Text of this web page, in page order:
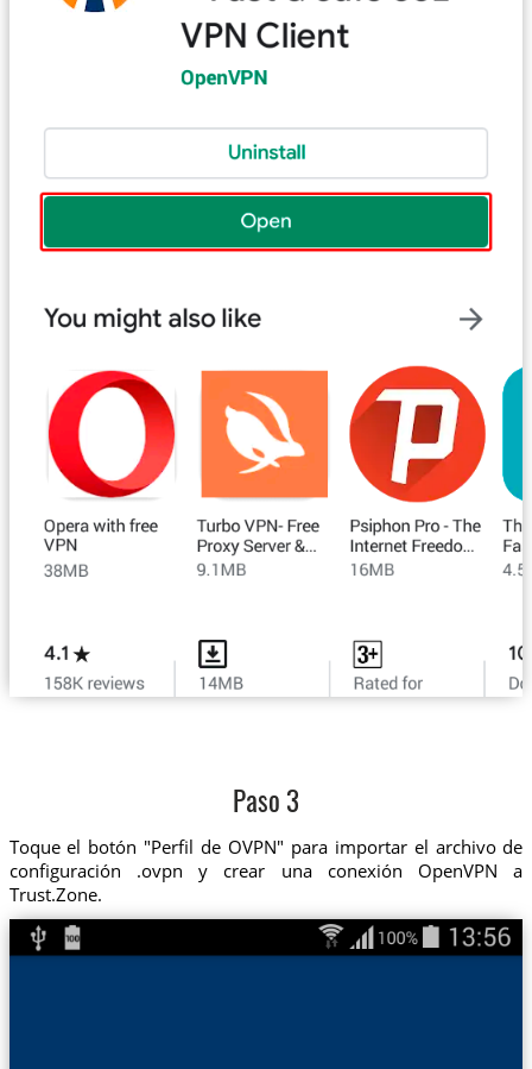
Paso 3
Toque el botón "Perfil de OVPN" para importar el archivo de
configuración .ovpn y crear una conexión OpenVPN a
Trust.Zone.